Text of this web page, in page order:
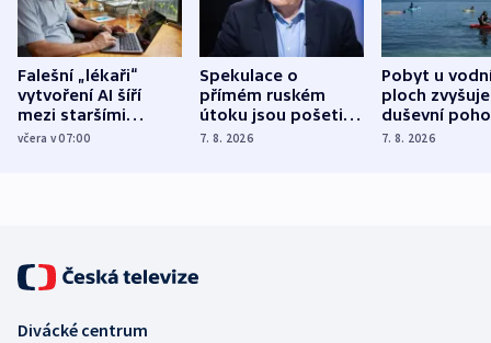
Falešní „lékaři“
vytvoření AI šíří
mezi staršími
Poláky nebezpečné
včera v 07:00
Spekulace o
přímém ruském
útoku jsou pošetilé,
míní estonský
7. 8. 2026
Pobyt u
ploch zvyšuje
duševní
ukázala
7. 8. 2026
Divácké centrum